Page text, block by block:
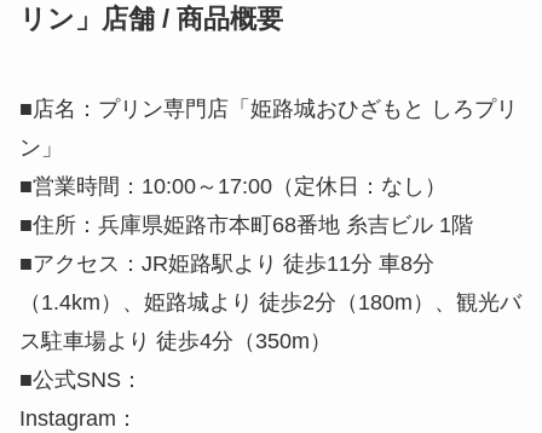
リン」店舗 / 商品概要
■店名：プリン専門店「姫路城おひざもと しろプリ
ン」
■営業時間：10:00～17:00（定休日：なし）
■住所：兵庫県姫路市本町68番地 糸吉ビル 1階
■アクセス：JR姫路駅より 徒歩11分 車8分
（1.4km）、姫路城より 徒歩2分（180m）、観光バ
ス駐車場より 徒歩4分（350m）
■公式SNS：
Instagram：